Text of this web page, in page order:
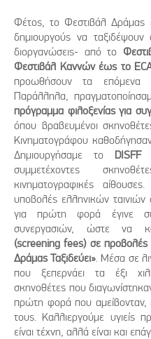
Φέτος, το Φεστιβάλ Δράμας
δημιουργούς να ταξιδέψουν
διοργανώσεις- από το
Φεστιβάλ Καννών έως το
προωθήσουν τα επόμενα
Παράλληλα,
πρόγραμμα φιλοξενίας για
όπου βραβευμένοι
Κινηματογράφου
Δημιουργήσαμε το DISFF
συμμετέχοντες
κινηματογραφικές
υποβολές ελληνικών
για πρώτη φορά έγινε
συνεργασιών, ώστε να
(screening fees) σε προβολές
Δράμας Ταξιδεύει». Μέσα σε
που ξεπερνάει τα έξι
σκηνοθέτες που
πρώτη φορά που αμείβονταν,
τους. Καλλιεργούμε υγιείς
είναι τέχνη, αλλά είναι και